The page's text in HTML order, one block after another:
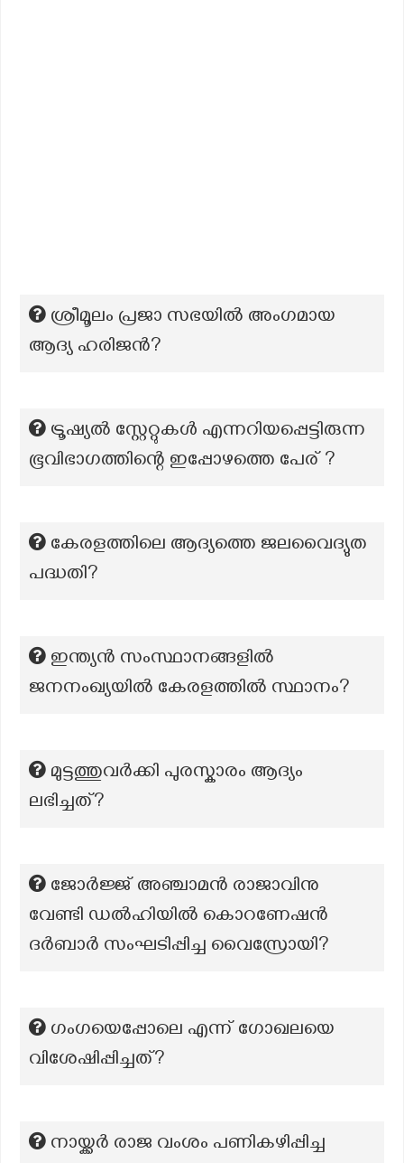
ശ്രീമൂലം പ്രജാ സഭയിൽ അംഗമായ
ആദ്യ ഹരിജൻ?
ട്രൂഷ്യൽ സ്റ്റേറ്റുകൾ എന്നറിയപ്പെട്ടിരുന്ന
ഭൂവിഭാഗത്തിന്റെ ഇപ്പോഴത്തെ പേര് ?
കേരളത്തിലെ ആദ്യത്തെ ജലവൈദ്യുത
പദ്ധതി?
ഇന്ത്യൻ സംസ്ഥാനങ്ങളിൽ
ജനനംഖ്യയിൽ കേരളത്തിൽ സ്ഥാനം?
മുട്ടത്തുവര്‍ക്കി പുരസ്കാരം ആദ്യം
ലഭിച്ചത്?
ജോർജ്ജ് അഞ്ചാമൻ രാജാവിനു
വേണ്ടി ഡൽഹിയിൽ കൊറണേഷൻ
ദർബാർ സംഘടിപ്പിച്ച വൈസ്രോയി?
ഗംഗയെപ്പോലെ എന്ന് ഗോഖലയെ
വിശേഷിപ്പിച്ചത്?
നായ്ക്കർ രാജ വംശം പണികഴിപ്പിച്ച